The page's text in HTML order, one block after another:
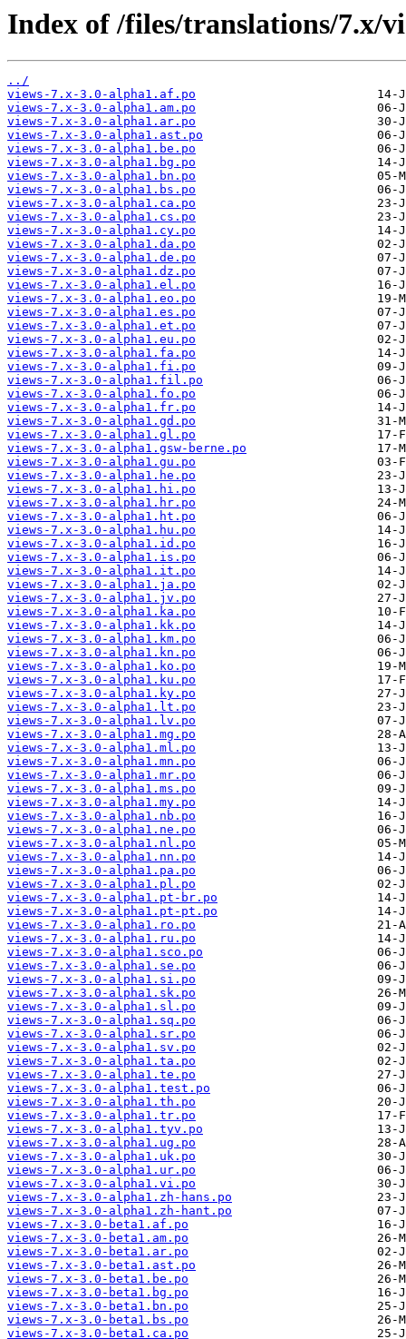
Index of /files/translations/7.x/
../
views-7.x-3.0-alpha1.af.po
views-7.x-3.0-alpha1.am.po
views-7.x-3.0-alpha1.ar.po
views-7.x-3.0-alpha1.ast.po
views-7.x-3.0-alpha1.be.po
views-7.x-3.0-alpha1.bg.po
views-7.x-3.0-alpha1.bn.po
views-7.x-3.0-alpha1.bs.po
views-7.x-3.0-alpha1.ca.po
views-7.x-3.0-alpha1.cs.po
views-7.x-3.0-alpha1.cy.po
views-7.x-3.0-alpha1.da.po
views-7.x-3.0-alpha1.de.po
views-7.x-3.0-alpha1.dz.po
views-7.x-3.0-alpha1.el.po
views-7.x-3.0-alpha1.eo.po
views-7.x-3.0-alpha1.es.po
views-7.x-3.0-alpha1.et.po
views-7.x-3.0-alpha1.eu.po
views-7.x-3.0-alpha1.fa.po
views-7.x-3.0-alpha1.fi.po
views-7.x-3.0-alpha1.fil.po
views-7.x-3.0-alpha1.fo.po
views-7.x-3.0-alpha1.fr.po
views-7.x-3.0-alpha1.gd.po
views-7.x-3.0-alpha1.gl.po
views-7.x-3.0-alpha1.gsw-berne.po
views-7.x-3.0-alpha1.gu.po
views-7.x-3.0-alpha1.he.po
views-7.x-3.0-alpha1.hi.po
views-7.x-3.0-alpha1.hr.po
views-7.x-3.0-alpha1.ht.po
views-7.x-3.0-alpha1.hu.po
views-7.x-3.0-alpha1.id.po
views-7.x-3.0-alpha1.is.po
views-7.x-3.0-alpha1.it.po
views-7.x-3.0-alpha1.ja.po
views-7.x-3.0-alpha1.jv.po
views-7.x-3.0-alpha1.ka.po
views-7.x-3.0-alpha1.kk.po
views-7.x-3.0-alpha1.km.po
views-7.x-3.0-alpha1.kn.po
views-7.x-3.0-alpha1.ko.po
views-7.x-3.0-alpha1.ku.po
views-7.x-3.0-alpha1.ky.po
views-7.x-3.0-alpha1.lt.po
views-7.x-3.0-alpha1.lv.po
views-7.x-3.0-alpha1.mg.po
views-7.x-3.0-alpha1.ml.po
views-7.x-3.0-alpha1.mn.po
views-7.x-3.0-alpha1.mr.po
views-7.x-3.0-alpha1.ms.po
views-7.x-3.0-alpha1.my.po
views-7.x-3.0-alpha1.nb.po
views-7.x-3.0-alpha1.ne.po
views-7.x-3.0-alpha1.nl.po
views-7.x-3.0-alpha1.nn.po
views-7.x-3.0-alpha1.pa.po
views-7.x-3.0-alpha1.pl.po
views-7.x-3.0-alpha1.pt-br.po
views-7.x-3.0-alpha1.pt-pt.po
views-7.x-3.0-alpha1.ro.po
views-7.x-3.0-alpha1.ru.po
views-7.x-3.0-alpha1.sco.po
views-7.x-3.0-alpha1.se.po
views-7.x-3.0-alpha1.si.po
views-7.x-3.0-alpha1.sk.po
views-7.x-3.0-alpha1.sl.po
views-7.x-3.0-alpha1.sq.po
views-7.x-3.0-alpha1.sr.po
views-7.x-3.0-alpha1.sv.po
views-7.x-3.0-alpha1.ta.po
views-7.x-3.0-alpha1.te.po
views-7.x-3.0-alpha1.test.po
views-7.x-3.0-alpha1.th.po
views-7.x-3.0-alpha1.tr.po
views-7.x-3.0-alpha1.tyv.po
views-7.x-3.0-alpha1.ug.po
views-7.x-3.0-alpha1.uk.po
views-7.x-3.0-alpha1.ur.po
views-7.x-3.0-alpha1.vi.po
views-7.x-3.0-alpha1.zh-hans.po
views-7.x-3.0-alpha1.zh-hant.po
views-7.x-3.0-beta1.af.po
views-7.x-3.0-beta1.am.po
views-7.x-3.0-beta1.ar.po
views-7.x-3.0-beta1.ast.po
views-7.x-3.0-beta1.be.po
views-7.x-3.0-beta1.bg.po
views-7.x-3.0-beta1.bn.po
views-7.x-3.0-beta1.bs.po
views-7.x-3.0-beta1.ca.po